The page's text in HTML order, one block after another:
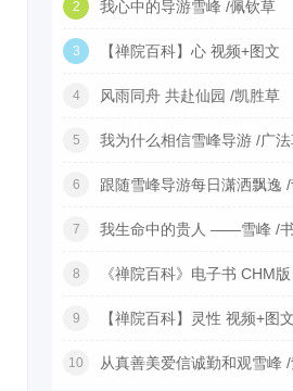
2 我心中的导游雪峰 /佩钦草
3 【禅院百科】心 视频+图文
4 风雨同舟 共赴仙园 /凯胜草
5 我为什么相信雪峰导游 /广
6 跟随雪峰导游每日潇洒飘逸
7 我生命中的贵人 ——雪峰 /
8 《禅院百科》电子书 CHM
9 【禅院百科】灵性 视频+图文
10 从真善美爱信诚勤和观雪峰